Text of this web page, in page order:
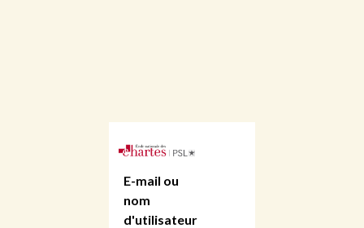
E-mail ou
nom
d'utilisateur